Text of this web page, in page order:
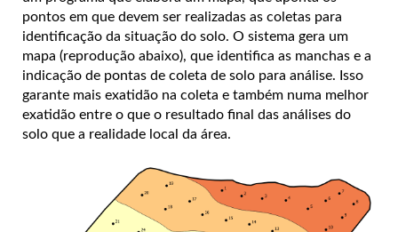
pontos em que devem ser realizadas as coletas para
identificação da situação do solo. O sistema gera um
mapa (reprodução abaixo), que identifica as manchas e a
indicação de pontas de coleta de solo para análise. Isso
garante mais exatidão na coleta e também numa melhor
exatidão entre o que o resultado final das análises do
solo que a realidade local da área.